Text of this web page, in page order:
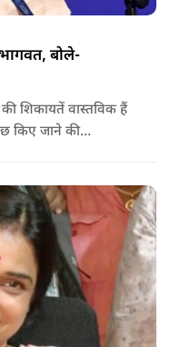
बोले-
शिकायतें वास्तविक हैं
किए जाने की